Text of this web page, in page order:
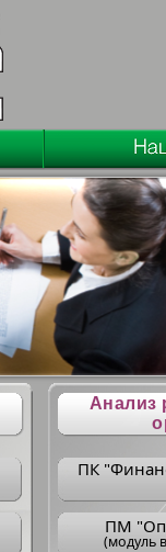
Анализ
ПК
ПM
(модуль